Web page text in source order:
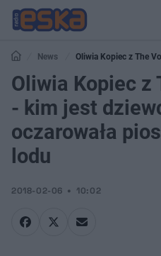
News
Oliwia Kopiec z The
oczarowała piosenką z Krainy lodu
Oliwia Kopiec z
- kim jest
oczarowała
lodu
2018-02-06 10:02